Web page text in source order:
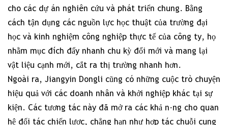
cho các dự án nghiên cứu và phát triển chung. Bằng
cách tận dụng các nguồn lực học thuật của trường đại
học và kinh nghiệm công nghiệp thực tế của công ty, họ
nhằm mục đích đẩy nhanh chu kỳ đổi mới và mang lại
vật liệu cạnh mới, cắt ra thị trường nhanh hơn.
Ngoài ra, Jiangyin Dongli cũng có những cuộc trò chuyện
hiệu quả với các doanh nhân và khởi nghiệp khác tại sự
kiện. Các tương tác này đã mở ra các khả năng cho quan
hệ đối tác chiến lược, chẳng hạn như hợp tác chuỗi cung